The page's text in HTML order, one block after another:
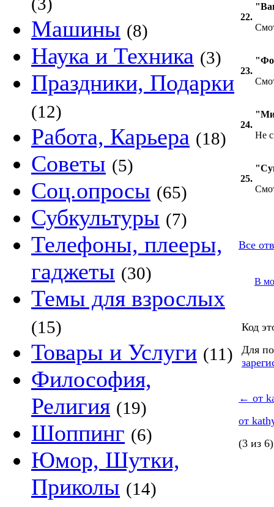
Машины (8)
Наука и Техника (3)
Праздники, Подарки
(12)
Работа, Карьера (18)
Советы (5)
Соц.опросы (65)
Субкультуры (7)
Телефоны, плееры,
гаджеты (30)
Темы для взрослых
(15)
Товары и Услуги (11)
Философия,
Религия (19)
Шоппинг (6)
Юмор, Шутки,
Приколы (14)
22.
23.
24.
Не
25.
Все
В
Код
Для
← от
от
(3 из 6)